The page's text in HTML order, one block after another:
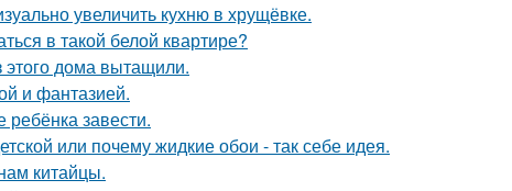
увеличить кухню в хрущёвке.
в такой белой квартире?
этого дома вытащили.
и фантазией.
ребёнка завести.
или почему жидкие обои - так себе идея.
китайцы.